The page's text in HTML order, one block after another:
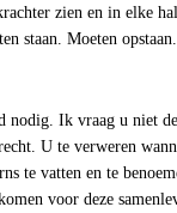
zien en in elke
staan. Moeten
Ik vraag u niet
U te verweren
te vatten en te
voor deze